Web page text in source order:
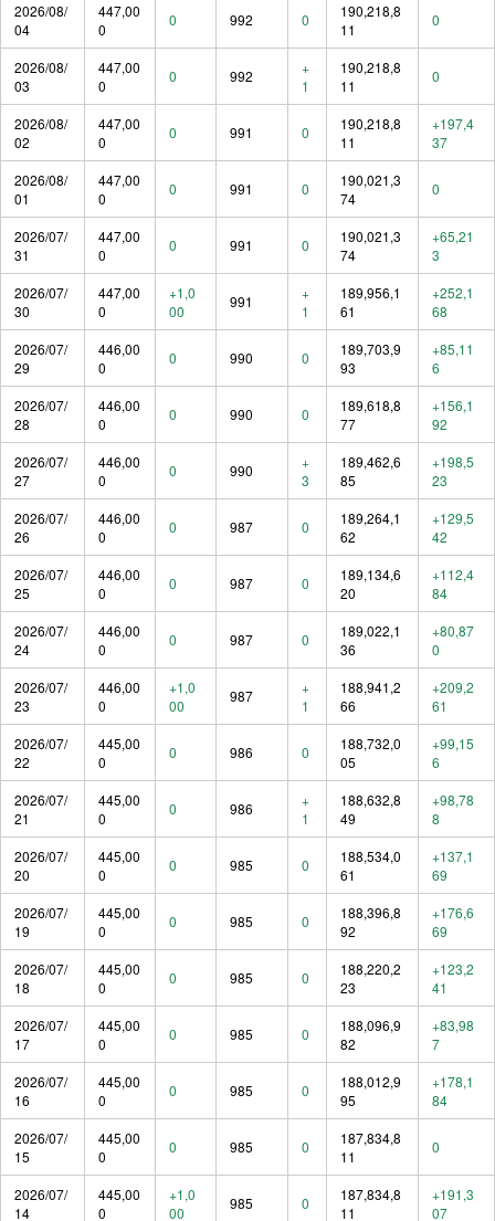
2026/08/
04
447,00
0
0 992 0
190,218,8
11
0
2026/08/
03
447,00
0
0 992
+
1
190,218,8
11
0
2026/08/
02
447,00
0
0 991 0
190,218,8
11
+197,4
37
2026/08/
01
447,00
0
0 991 0
190,021,3
74
0
2026/07/
31
447,00
0
0 991 0
190,021,3
74
+65,21
3
2026/07/
30
447,00
0
+1,0
00
991
+
1
189,956,1
61
+252,1
68
2026/07/
29
446,00
0
0 990 0
189,703,9
93
+85,11
6
2026/07/
28
446,00
0
0 990 0
189,618,8
77
+156,1
92
2026/07/
27
446,00
0
0 990
+
3
189,462,6
85
+198,5
23
2026/07/
26
446,00
0
0 987 0
189,264,1
62
+129,5
42
2026/07/
25
446,00
0
0 987 0
189,134,6
20
+112,4
84
2026/07/
24
446,00
0
0 987 0
189,022,1
36
+80,87
0
2026/07/
23
446,00
0
+1,0
00
987
+
1
188,941,2
66
+209,2
61
2026/07/
22
445,00
0
0 986 0
188,732,0
05
+99,15
6
2026/07/
21
445,00
0
0 986
+
1
188,632,8
49
+98,78
8
2026/07/
20
445,00
0
0 985 0
188,534,0
61
+137,1
69
2026/07/
19
445,00
0
0 985 0
188,396,8
92
+176,6
69
2026/07/
18
445,00
0
0 985 0
188,220,2
23
+123,2
41
2026/07/
17
445,00
0
0 985 0
188,096,9
82
+83,98
7
2026/07/
16
445,00
0
0 985 0
188,012,9
95
+178,1
84
2026/07/
15
445,00
0
0 985 0
187,834,8
11
0
2026/07/
14
445,00
0
+1,0
00
985 0
187,834,8
11
+191,3
07